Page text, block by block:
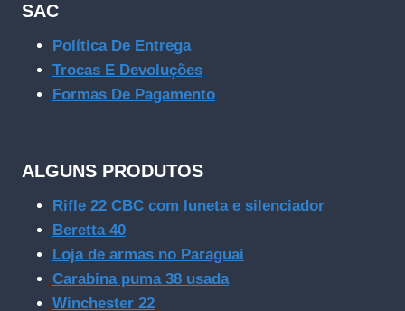
SAC
Política De Entrega
Trocas E Devoluções
Formas De Pagamento
ALGUNS PRODUTOS
Rifle 22 CBC com luneta e silenciador
Beretta 40
Loja de armas no Paraguai
Carabina puma 38 usada
Winchester 22